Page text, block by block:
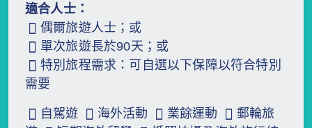
適合人士：
偶爾旅遊人士；或
單次旅遊長於90天；或
特別旅程需求：可自選以下保障以符合特別
需要
自駕遊 海外活動 業餘運動
郵輪旅